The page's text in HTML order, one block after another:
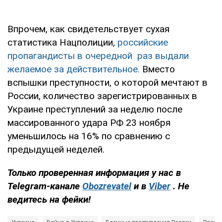
Впрочем, как свидетельствует сухая
статистика Нацполиции, российские
пропагандисты в очередной раз выдали
желаемое за действительное. Вместо
вспышки преступности, о которой мечтают в
России, количество зарегистрированных в
Украине преступлений за неделю после
массированного удара РФ 23 ноября
уменьшилось на 16% по сравнению с
предыдущей неделей.
Только проверенная информация у нас в
Telegram-канале Obozrevatel и в Viber . Не
ведитесь на фейки!